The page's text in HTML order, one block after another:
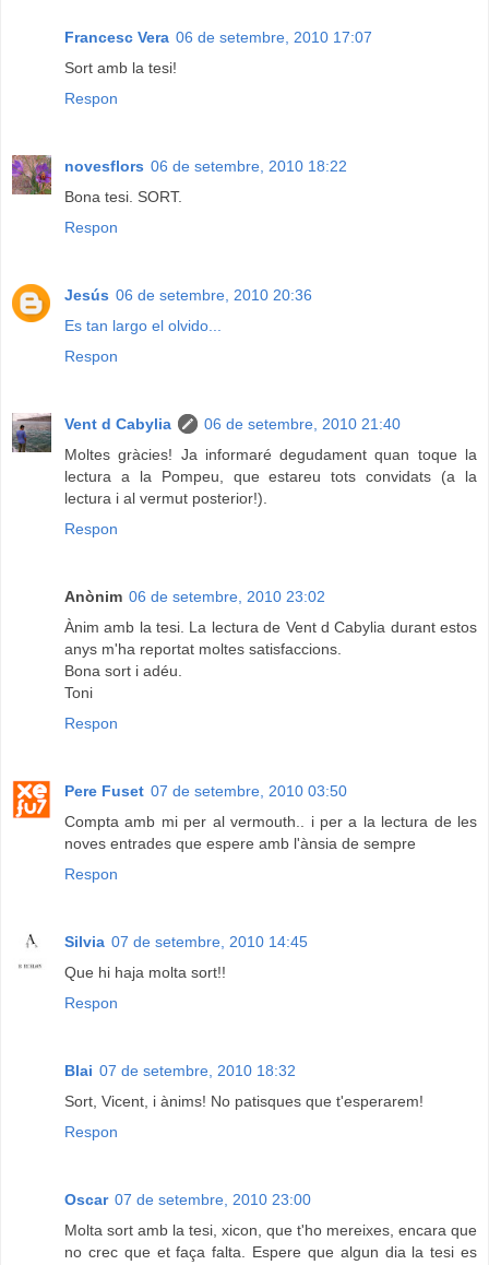
Francesc Vera 06 de setembre, 2010 17:07
Sort amb la tesi!
Respon
novesflors 06 de setembre, 2010 18:22
Bona tesi. SORT.
Respon
Jesús 06 de setembre, 2010 20:36
Es tan largo el olvido...
Respon
Vent d Cabylia
06 de setembre, 2010 21:40
Moltes gràcies! Ja informaré degudament quan toque la
lectura a la Pompeu, que estareu tots convidats (a la
lectura i al vermut posterior!).
Respon
Anònim 06 de setembre, 2010 23:02
Ànim amb la tesi. La lectura de Vent d Cabylia durant estos
anys m'ha reportat moltes satisfaccions.
Bona sort i adéu.
Toni
Respon
Pere Fuset 07 de setembre, 2010 03:50
Compta amb mi per al vermouth.. i per a la lectura de les
noves entrades que espere amb l'ànsia de sempre
Respon
Silvia 07 de setembre, 2010 14:45
Que hi haja molta sort!!
Respon
Blai 07 de setembre, 2010 18:32
Sort, Vicent, i ànims! No patisques que t'esperarem!
Respon
Oscar 07 de setembre, 2010 23:00
Molta sort amb la tesi, xicon, que t'ho mereixes, encara que
no crec que et faça falta. Espere que algun dia la tesi es